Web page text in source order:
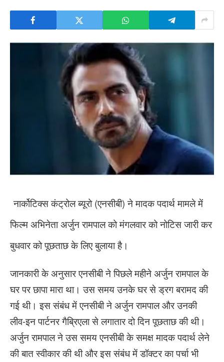
नार्कोटिक्स कंट्रोल ब्यूरो (एनसीबी) ने मादक पदार्थ मामले में
फिल्म अभिनेता अर्जुन रामपाल को मंगलवार को नोटिस जारी कर
बुधवार को पूछताछ के लिए बुलाया है।
जानकारी के अनुसार एनसीबी ने पिछले महीने अर्जुन रामपाल के
घर पर छापा मारा था। उस समय उनके घर से ड्रग बरामद की
गई थी। इस संबंध में एनसीबी ने अर्जुन रामपाल और उनकी
लीव-इन पार्टनर गैब्रिएला से लगातार दो दिन पूछताछ की थी।
अर्जुन रामपाल ने उस समय एनसीबी के समक्ष मादक पदार्थ लेने
की बात स्वीकार की थी और इस संबंध में डॉक्टर का पर्चा भी